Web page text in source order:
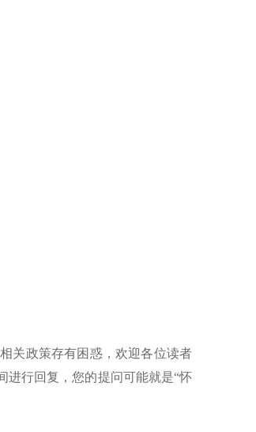
关政策存有困惑，欢迎各位读者
进行回复，您的提问可能就是“怀